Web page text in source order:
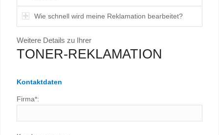
Wie schnell wird meine Reklamation bearbeitet?
Weitere Details zu Ihrer
TONER-REKLAMATION
Kontaktdaten
Firma*: